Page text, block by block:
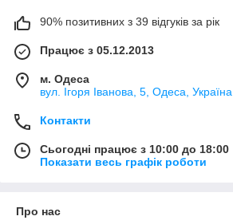
90% позитивних з 39 відгуків за рік
Працює з 05.12.2013
м. Одеса
вул. Ігоря Іванова, 5, Одеса, Україна
Контакти
Сьогодні працює з 10:00 до 18:00
Показати весь графік роботи
Про нас